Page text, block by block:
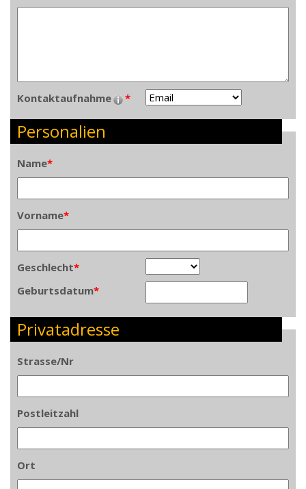
Kontaktaufnahme *
Personalien
Name*
Vorname*
Geschlecht*
Geburtsdatum*
Privatadresse
Strasse/Nr
Postleitzahl
Ort